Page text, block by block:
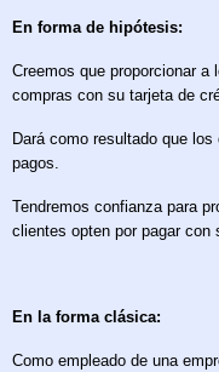
En forma de hipótesis:
Creemos que proporcionar
compras con su tarjeta de
Dará como resultado que
pagos.
Tendremos confianza para
clientes opten por pagar con
En la forma clásica:
Como empleado de una